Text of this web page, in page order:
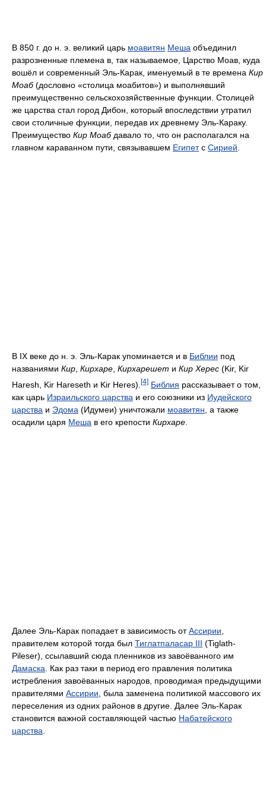
В 850 г. до н. э. великий царь моавитян Меша объединил
разрозненные племена в, так называемое, Царство Моав, куда
вошёл и современный Эль-Карак, именуемый в те времена Кир
Моаб(дословно «столица моабитов») и выполнявший
преимущественно сельскохозяйственные функции. Столицей
же царства стал город Дибон, который впоследствии утратил
свои столичные функции, передав их древнему Эль-Караку.
Преимущество Кир Моабдавало то, что он располагался на
главном караванном пути, связывавшем Египетс Сирией
В IX веке до н. э. Эль-Карак упоминается и в Библии под
названиями Кир Кирхаре Кирхарешет и Кир Херес (Kir, Kir
Haresh, Kir Hareseth и Kir Heres). [4] Библия рассказывает о том,
как царь Израильского царства и его союзники из Иудейского
царства и Эдома (Идумеи) уничтожали моавитян , а также
осадили царя Меша в его крепости Кирхаре
Далее Эль-Карак попадает в зависимость отАссирии
правителем которой тогда был Тиглатпаласар III (Tiglath-
Pileser), ссылавший сюда пленников из завоёванного им
Дамаска . Как раз таки в период его правления политика
истребления завоёванных народов, проводимая предыдущими
правителями Ассирии , была заменена политикой массового их
переселения из одних районов в другие. Далее Эль-Карак
становится важной составляющей частью Набатейского
царства